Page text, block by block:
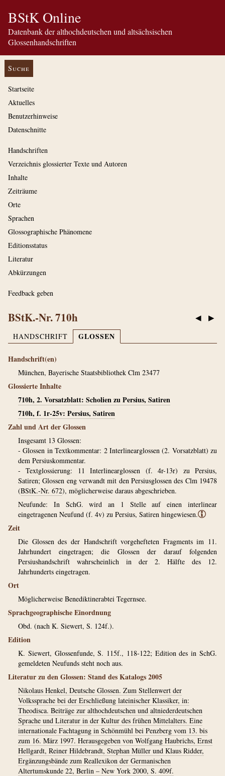
BStK Online
Datenbank der althochdeutschen und altsächsischen
Glossenhandschriften
Suche
Startseite
Aktuelles
Benutzerhinweise
Datenschnitte
Handschriften
Verzeichnis glossierter Texte und Autoren
Inhalte
Zeiträume
Orte
Sprachen
Glossographische Phänomene
Editionsstatus
Literatur
Abkürzungen
Feedback geben
◀ ▶
BStK.-Nr. 710h
HANDSCHRIFT GLOSSEN
Handschrift(en)
München, Bayerische Staatsbibliothek Clm 23477
Glossierte Inhalte
710h, 2. Vorsatzblatt: Scholien zu Persius, Satiren
710h, f. 1r-25v: Persius, Satiren
Zahl und Art der Glossen
Insgesamt 13 Glossen:
- Glossen in Textkommentar: 2 Interlinearglossen (2. Vorsatzblatt) zu
dem Persiuskommentar.
- Textglossierung: 11 Interlinearglossen (f. 4r-13r) zu Persius,
Satiren; Glossen eng verwandt mit den Persiusglossen des Clm 19478
(BStK.-Nr. 672), möglicherweise daraus abgeschrieben.
Neufunde: In SchG. wird an 1 Stelle auf einen interlinear
eingetragenen Neufund (f. 4v) zu Persius, Satiren hingewiesen.ⓘ
Zeit
Die Glossen des der Handschrift vorgehefteten Fragments im 11.
Jahrhundert eingetragen; die Glossen der darauf folgenden
Persiushandschrift wahrscheinlich in der 2. Hälfte des 12.
Jahrhunderts eingetragen.
Ort
Möglicherweise Benediktinerabtei Tegernsee.
Sprachgeographische Einordnung
Obd. (nach K. Siewert, S. 124f.).
Edition
K. Siewert, Glossenfunde, S. 115f., 118-122; Edition des in SchG.
gemeldeten Neufunds steht noch aus.
Literatur zu den Glossen: Stand des Katalogs 2005
Nikolaus Henkel, Deutsche Glossen. Zum Stellenwert der
Volkssprache bei der Erschließung lateinischer Klassiker, in:
Theodisca. Beiträge zur althochdeutschen und altniederdeutschen
Sprache und Literatur in der Kultur des frühen Mittelalters. Eine
internationale Fachtagung in Schönmühl bei Penzberg vom 13. bis
zum 16. März 1997. Herausgegeben von Wolfgang Haubrichs, Ernst
Hellgardt, Reiner Hildebrandt, Stephan Müller und Klaus Ridder,
Ergänzungsbände zum Reallexikon der Germanischen
Altertumskunde 22, Berlin – New York 2000, S. 409f.